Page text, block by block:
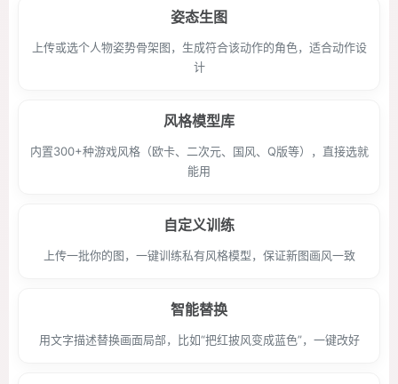
姿态生图
上传或选个人物姿势骨架图，生成符合该动作的角色，适合动作设
计
风格模型库
内置300+种游戏风格（欧卡、二次元、国风、Q版等），直接选就
能用
自定义训练
上传一批你的图，一键训练私有风格模型，保证新图画风一致
智能替换
用文字描述替换画面局部，比如“把红披风变成蓝色”，一键改好